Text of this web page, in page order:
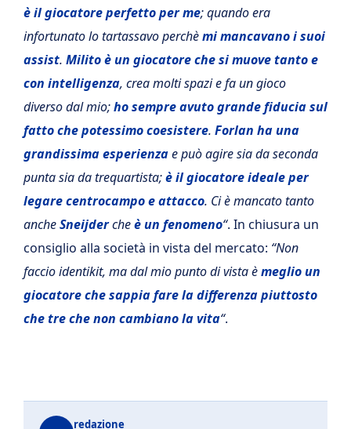
è il giocatore perfetto per me; quando era
infortunato lo tartassavo perchèmi mancavano i suoi
assist. Milito è un giocatore che si muove tanto e
con intelligenza, crea molti spazi e fa un gioco
diverso dal mio;ho sempre avuto grande fiducia sul
fatto che potessimo coesistere. Forlan ha una
grandissima esperienzae può agire sia da seconda
punta sia da trequartista;è il giocatore ideale per
legare centrocampo e attacco. Ci è mancato tanto
ancheSneijdercheè un fenomeno“. In chiusura un
consiglio alla società in vista del mercato: “Non
faccio identikit, ma dal mio punto di vista èmeglio un
giocatore che sappia fare la differenza piuttosto
che tre che non cambiano la vita“.
redazione